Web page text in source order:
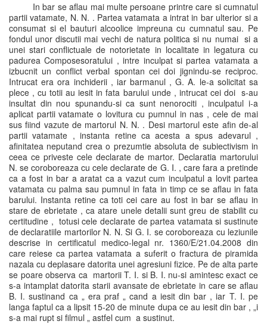
In bar se aflau mai multe persoane printre care si cumnatul
partii vatamate, N. N. . Partea vatamata a intrat in bar ulterior si a
consumat si el bauturi alcoolice impreuna cu cumnatul sau. Pe
fondul unor discutii mai vechi de natura politica si nu numai si a
unei stari conflictuale de notorietate in localitate in legatura cu
padurea Composesoratului , intre inculpat si partea vatamata a
izbucnit un conflict verbal spontan cei doi jignindu-se reciproc.
Intrucat era ora inchiderii , iar barmanul , G. A. le-a solicitat sa
plece , cu totii au iesit in fata barului unde , intrucat cei doi s-au
insultat din nou spunandu-si ca sunt nenorociti , inculpatul i-a
aplicat partii vatamate o lovitura cu pumnul in nas , cele de mai
sus fiind vazute de martorul N. N. . Desi martorul este afin de-al
partii vatamate , instanta retine ca acesta a spus adevarul ,
afinitatea neputand crea o prezumtie absoluta de subiectivism in
ceea ce priveste cele declarate de martor. Declaratia martorului
N. se coroboreaza cu cele declarate de G. I. , care fara a pretinde
ca a fost in bar a aratat ca a vazut cum inculpatul a lovit partea
vatamata cu palma sau pumnul in fata in timp ce se aflau in fata
barului. Instanta retine ca toti cei care au fost in bar se aflau in
stare de ebrietate , ca atare unele detalii sunt greu de stabilit cu
certitudine , totusi cele declarate de partea vatamata si sustinute
de declaratiile martorilor N. N. Si G. I. se coroboreaza cu leziunile
descrise in certificatul medico-legal nr. 1360/E/21.04.2008 din
care reiese ca partea vatamata a suferit o fractura de piramida
nazala cu deplasare datorita unei agresiuni fizice. Pe de alta parte
se poare observa ca martorii T. I. si B. I. nu-si amintesc exact ce
s-a intamplat datorita starii avansate de ebrietate in care se aflau
B. I. sustinand ca „ era praf „ cand a iesit din bar , iar T. I. pe
langa faptul ca a lipsit 15-20 de minute dupa ce au iesit din bar , „i
s-a mai rupt si filmul „ astfel cum a sustinut.